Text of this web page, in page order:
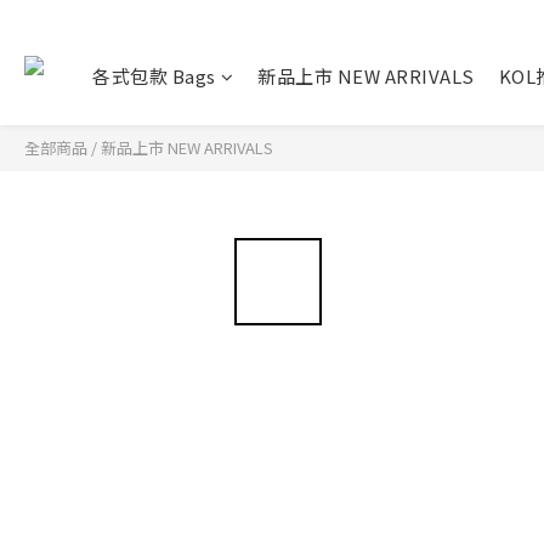
各式包款 Bags 新品上市 NEW ARRIVALS KOL
全部商品 /新品上市 NEW ARRIVALS